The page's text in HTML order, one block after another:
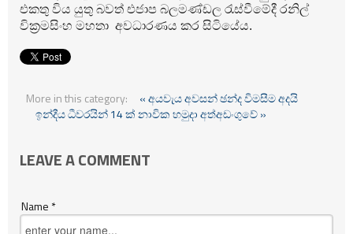
එකතු විය යුතු බවත් එජාප බලමණ්‌ඩල රැස්‌වීමේදී රනිල්
වික්‍රමසිංහ මහතා අවධාරණය කර සිටියේය.
More in this category:
« අයවැය අවසන් ඡන්ද විමසීම අදයි
ඉන්දීය ධීවරයින් 14 ක් නාවික හමුදා අත්අඩංගුවේ »
LEAVE A COMMENT
Name *